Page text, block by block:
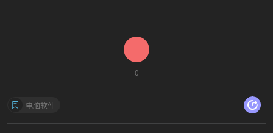
0
电脑软件